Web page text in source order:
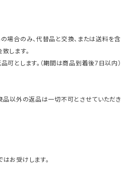
合のみ、代替品と交換、または送料を含
します。
とします。（期間は商品到着後7日以内）
品以外の返品は一切不可とさせていただき
お受けします。